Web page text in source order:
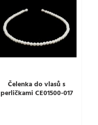
Čelenka do vlasů s
perličkami CE01500-017